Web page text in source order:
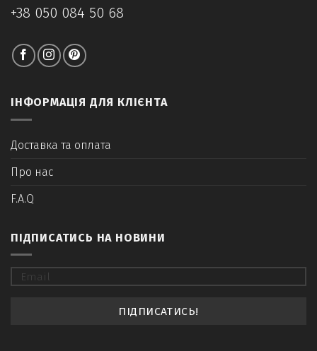
+38 050 084 50 68
ІНФОРМАЦІЯ ДЛЯ КЛІЄНТА
Доставка та оплата
Про нас
F.A.Q
ПІДПИСАТИСЬ НА НОВИНИ